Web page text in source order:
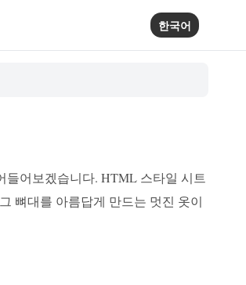
한국어
어보겠습니다. HTML 스타일 시트
뼈대를 아름답게 만드는 멋진 옷이